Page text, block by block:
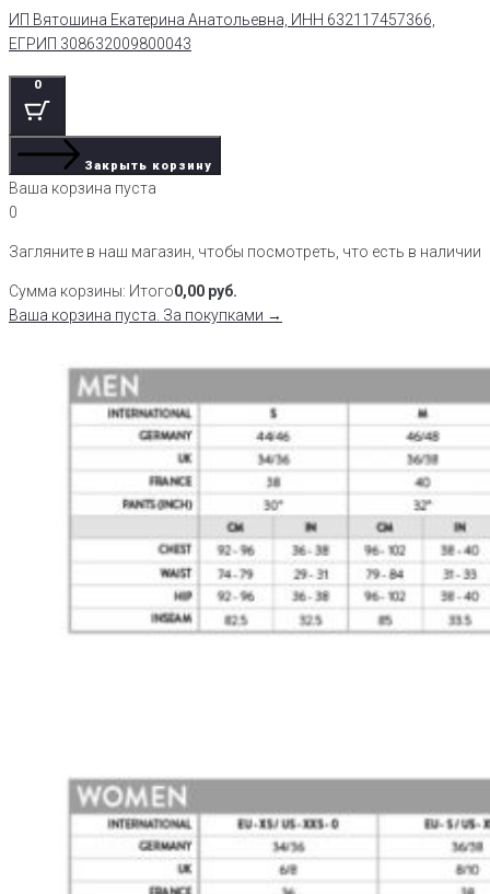
ИП Вятошина Екатерина Анатольевна, ИНН 632117457366,
ЕГРИП 308632009800043
0
Закрыть корзину
Ваша корзина пуста
0
Загляните в наш магазин, чтобы посмотреть, что есть в наличии
Сумма корзины: Итого0,00 руб.
Ваша корзина пуста. За покупками →